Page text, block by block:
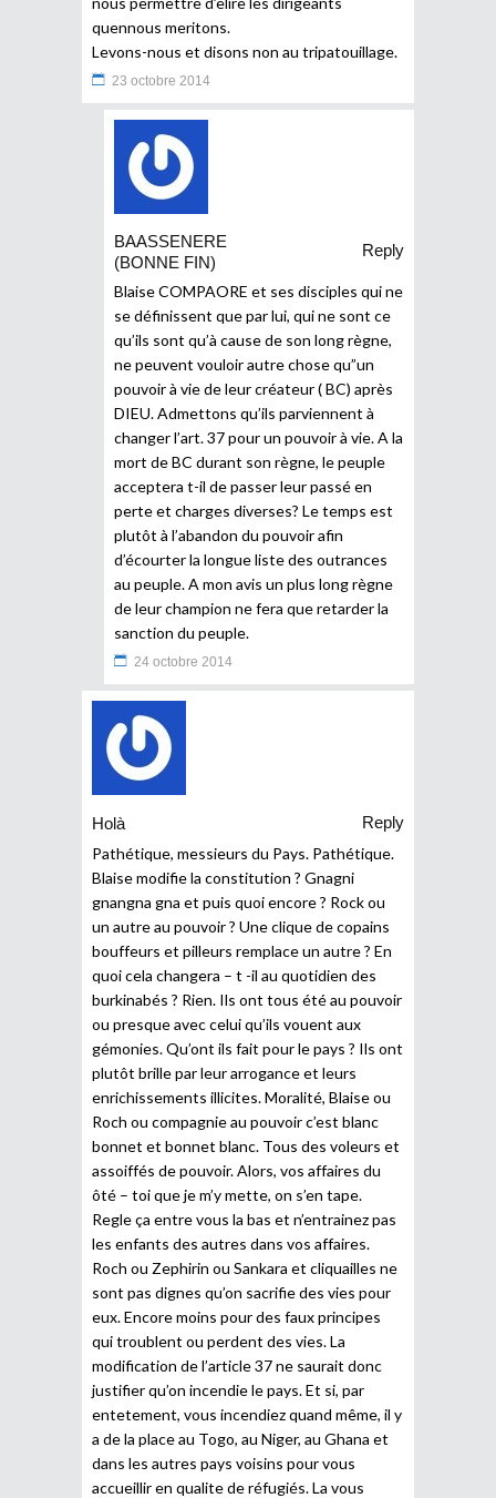
quennous meritons.
Levons-nous et disons non au tripatouillage.
23 octobre 2014
BAASSENERE
(BONNE FIN)
Reply
Blaise COMPAORE et ses disciples qui ne
se définissent que par lui, qui ne sont ce
qu’ils sont qu’à cause de son long règne,
ne peuvent vouloir autre chose qu”un
pouvoir à vie de leur créateur ( BC) après
DIEU. Admettons qu’ils parviennent à
changer l’art. 37 pour un pouvoir à vie. A la
mort de BC durant son règne, le peuple
acceptera t-il de passer leur passé en
perte et charges diverses? Le temps est
plutôt à l’abandon du pouvoir afin
d’écourter la longue liste des outrances
au peuple. A mon avis un plus long règne
de leur champion ne fera que retarder la
sanction du peuple.
24 octobre 2014
Holà
Reply
Pathétique, messieurs du Pays. Pathétique.
Blaise modifie la constitution ? Gnagni
gnangna gna et puis quoi encore ? Rock ou
un autre au pouvoir ? Une clique de copains
bouffeurs et pilleurs remplace un autre ? En
quoi cela changera – t -il au quotidien des
burkinabés ? Rien. Ils ont tous été au pouvoir
ou presque avec celui qu’ils vouent aux
gémonies. Qu’ont ils fait pour le pays ? Ils ont
plutôt brille par leur arrogance et leurs
enrichissements illicites. Moralité, Blaise ou
Roch ou compagnie au pouvoir c’est blanc
bonnet et bonnet blanc. Tous des voleurs et
assoiffés de pouvoir. Alors, vos affaires du
ôté – toi que je m’y mette, on s’en tape.
Regle ça entre vous la bas et n’entrainez pas
les enfants des autres dans vos affaires.
Roch ou Zephirin ou Sankara et cliquailles ne
sont pas dignes qu’on sacrifie des vies pour
eux. Encore moins pour des faux principes
qui troublent ou perdent des vies. La
modification de l’article 37 ne saurait donc
justifier qu’on incendie le pays. Et si, par
entetement, vous incendiez quand même, il y
a de la place au Togo, au Niger, au Ghana et
dans les autres pays voisins pour vous
accueillir en qualite de réfugiés. La vous